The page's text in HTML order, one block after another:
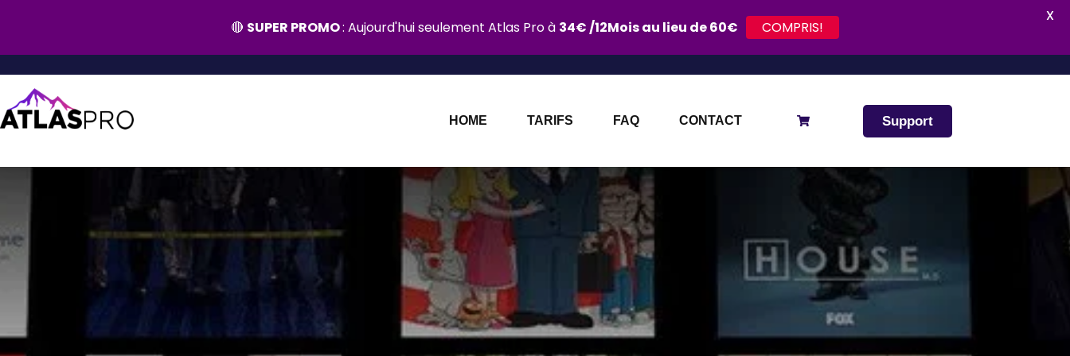
HOME TARIFS FAQ CONTACT Support
🔴 SUPER PROMO: Aujourd'hui seulement Atlas Pro à 34€ /12Mois au lieu de 60€ COMPRIS!
X